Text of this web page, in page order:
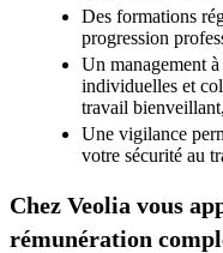
Des formations
progression
Un management
individuelles et
travail bienveillant,
Une vigilance
votre sécurité au
Chez Veolia vous
rémunération